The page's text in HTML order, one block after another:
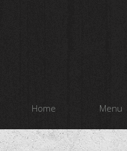
Home Menu